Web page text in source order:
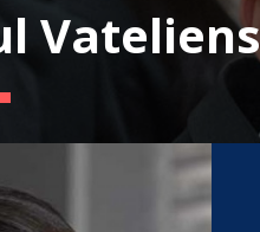
Vateliens